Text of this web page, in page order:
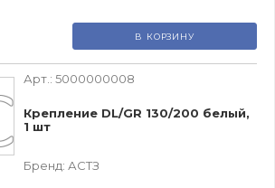
В КОРЗИНУ
Арт.: 5000000008
Крепление DL/GR 130/200 белый,
1 шт
Бренд: АСТЗ